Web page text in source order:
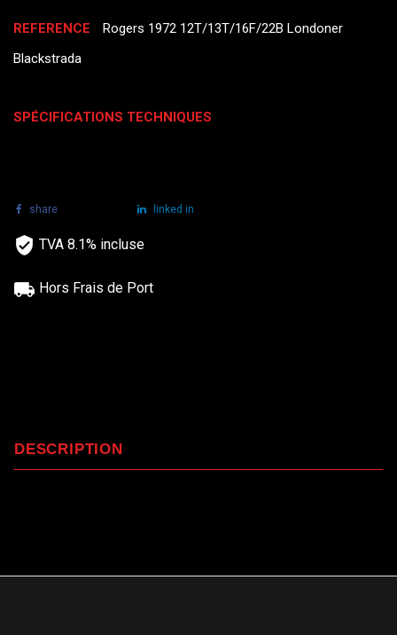
REFERENCE
Rogers 1972 12T/13T/16F/22B Londoner
Blackstrada
SPÉCIFICATIONS TECHNIQUES
share linked in
TVA 8.1% incluse
Hors Frais de Port
DESCRIPTION